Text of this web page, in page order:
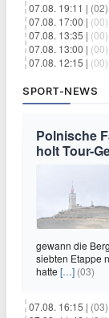
07.08. 19:11 | (02)
07.08. 17:00 | (00)
07.08. 13:35 | (00)
07.08. 13:00 | (00)
07.08. 12:15 | (00)
SPORT-NEWS
Polnische
holt Tour-
gewann die
siebten Etappe
hatte […] (03)
07.08. 16:15 | (03)